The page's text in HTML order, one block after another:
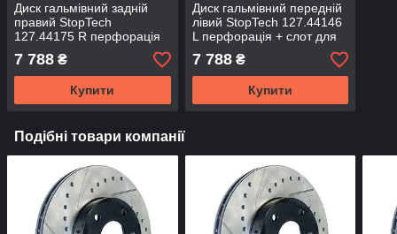
Диск гальмівний задній
правий StopTech
127.44175 R перфорація
+ слот для Land Cruiser
PRADO 150
7 788 ₴
Купити
Диск гальмівний передній
лівий StopTech 127.44146
L перфорація + слот для
CAMRY 40, 50 , Avalon
2010, ES350
7 788₴
Купити
Подібні товари компанії